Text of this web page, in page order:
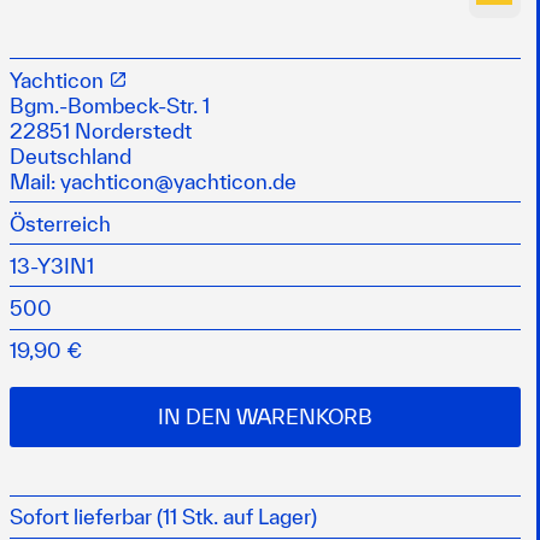
wirken lassen und abwischen
da keine Bestandteile nach außen gelangen
werden, wo das Reinigen mit Wasser nicht erlaubt
empfindliche Oberflächen
Yachticon
Bgm.-Bombeck-Str. 1
22851 Norderstedt
Deutschland
Mail: yachticon@yachticon.de
Österreich
13-Y3IN1
500
19,90 €
IN DEN WARENKORB
Sofort lieferbar (11 Stk. auf Lager)